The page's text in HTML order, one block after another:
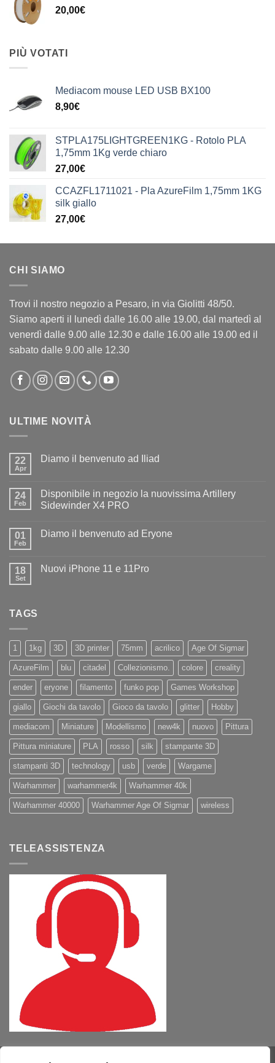
20,00€
PIÙ VOTATI
Mediacom mouse LED USB BX100
8,90€
STPLA175LIGHTGREEN1KG - Rotolo PLA
1,75mm 1Kg verde chiaro
27,00€
CCAZFL1711021 - Pla AzureFilm 1,75mm 1KG
silk giallo
27,00€
CHI SIAMO
Trovi il nostro negozio a Pesaro, in via Giolitti 48/50.
Siamo aperti il lunedì dalle 16.00 alle 19.00, dal martedì al
venerdì dalle 9.00 alle 12.30 e dalle 16.00 alle 19.00 ed il
sabato dalle 9.00 alle 12.30
ULTIME NOVITÀ
22
Apr
Diamo il benvenuto ad Iliad
Diamo
il
benvenuto
24
Feb
Disponibile in negozio la nuovissima Artillery
Sidewinder X4 PRO
su
la
nuovissima
01
Feb
Diamo il benvenuto ad Eryone
Diamo
18
Set
Nuovi iPhone 11 e 11Pro
TAGS
1 1kg 3D 3D printer 75mm acrilico Age Of Sigmar
AzureFilm blu citadel Collezionismo. colore creality
ender eryone filamento funko pop Games Workshop
giallo Giochi da tavolo Gioco da tavolo glitter Hobby
mediacom Miniature Modellismo new4k nuovo Pittura
Pittura miniature PLA rosso silk stampante 3D
stampanti 3D technology usb verde Wargame
Warhammer warhammer4k Warhammer 40k
Warhammer 40000 Warhammer Age Of Sigmar wireless
TELEASSISTENZA